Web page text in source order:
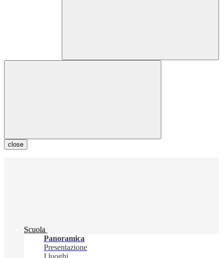
close
Scuola
Panoramica
Presentazione